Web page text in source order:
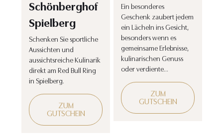
Schönberghof
Spielberg
Schenken Sie sportliche
Aussichten und
aussichtsreiche Kulinarik
direkt am Red Bull Ring
in Spielberg.
ZUM
GUTSCHEIN
Ein besonderes
Geschenk zaubert jedem
ein Lächeln ins Gesicht,
besonders wenn es
gemeinsame Erlebnisse,
kulinarischen Genuss
oder verdiente…
ZUM
GUTSCHEIN